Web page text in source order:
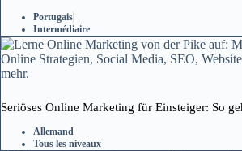
Portugais
Intermédiaire
Seriöses Online Marketing für Einsteiger: So
Allemand
Tous les niveaux